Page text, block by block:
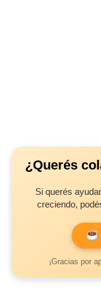
¿Querés
Si querés
creciendo,
¡Gracias por